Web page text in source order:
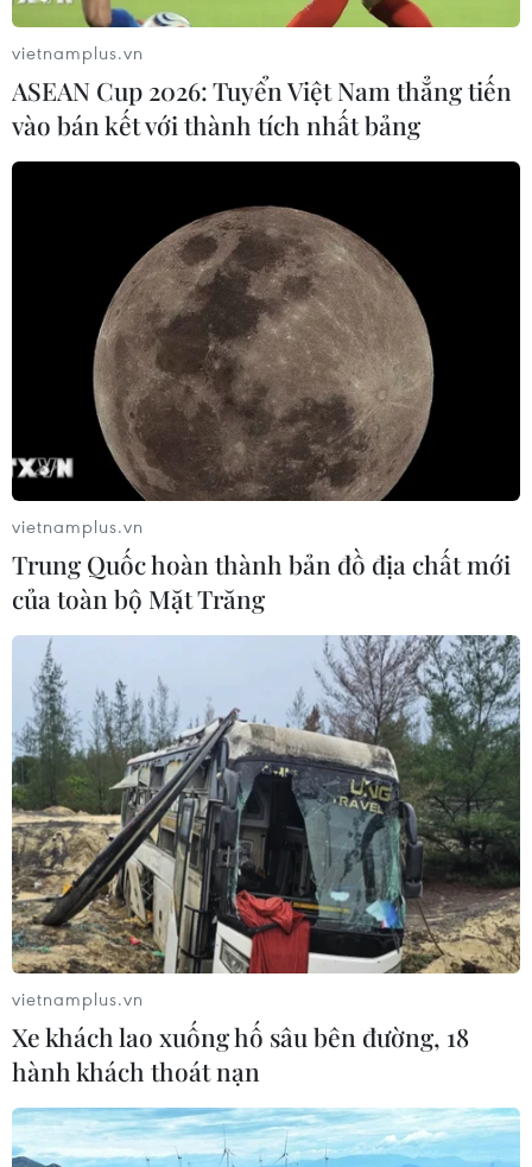
TIN CÙNG CHUYÊN MỤC
Cuộc tìm kiếm và vá lại những 'trái
tim lỗi '
07/08/2026 04:03
Hà Nội cảnh báo về việc sử dụng tế
bào gốc trong khám chữa bệnh, làm
đẹp
vietnamplus.vn
ASEAN Cup 2026: Tuyển Việt Nam thẳng tiến
vào bán kết với thành tích nhất bảng
vietnamplus.vn
Trung Quốc hoàn thành bản đồ địa chất mới
của toàn bộ Mặt Trăng
vietnamplus.vn
Xe khách lao xuống hố sâu bên đường, 18
hành khách thoát nạn